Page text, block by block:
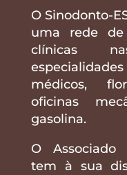
O Sinodonto-
uma rede de
clínicas
médicos,
oficinas
gasolina.
O Associado
tem à sua